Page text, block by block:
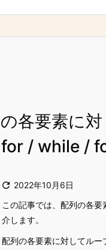
の各要素に
/ while /
 2022年10月6日
この記事では、配列の各
介します。
配列の各要素に対してル